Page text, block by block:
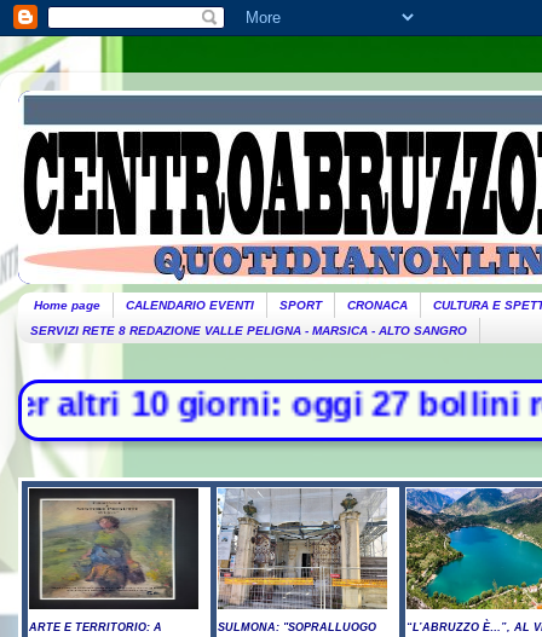
Home page CALENDARIO EVENTI SPORT CRONACA
CULTURA E
SERVIZI RETE 8 REDAZIONE VALLE PELIGNA - MARSICA - ALTO SANGRO
giorni: oggi 27 bollini rossi,
ARTE E TERRITORIO: A
SULMONA: "SOPRALLUOGO
“L’ABRUZZO È…”, AL